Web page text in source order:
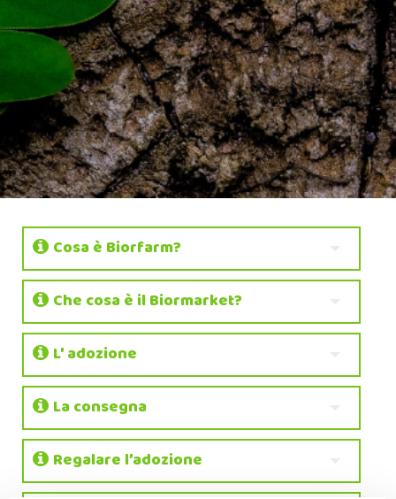
Cosa è Biorfarm?
Che cosa è il Biormarket?
L' adozione
La consegna
Regalare l’adozione